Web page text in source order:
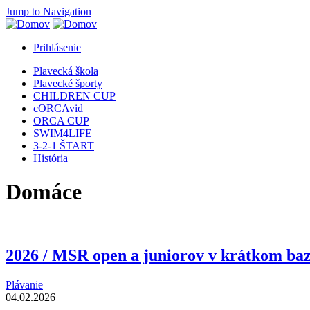
Jump to Navigation
Prihlásenie
Plavecká škola
Plavecké športy
CHILDREN CUP
cORCAvid
ORCA CUP
SWIM4LIFE
3-2-1 ŠTART
História
Domáce
2026 / MSR open a juniorov v krátkom
Plávanie
04.02.2026